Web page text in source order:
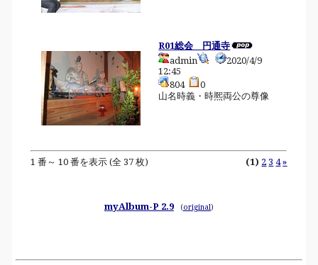
R01総会 円通寺
admin
2020/4/9
12:45
804
0
山名時義・時熈両公の尊像
1 番～ 10 番を表示 (全 37 枚) (1) 2 3 4 »
myAlbum-P 2.9 (original)